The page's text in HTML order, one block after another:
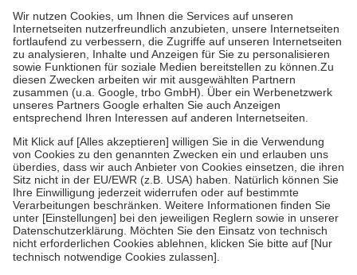
höchstens zehn Euro.
Es sind jedoch nie mehr als die tatsächlichen
Kosten der Leistung zu entrichten.
Diese Regeln gelten grundsätzlich auch für Online-Apotheken.
Bei Heilmitteln und häuslicher Krankenpflege beträgt die
Zuzahlung zehn Prozent der Kosten sowie zehn Euro je
Verordnung.
Um das Engagement der Versicherten für ihre eigene Gesundheit zu
stärken und die besondere Stellung der Familie zu unterstützen,
fallenkeine Zuzahlungenan bei:
• Kindern und Jugendlichen bis zum vollendeten 18. Lebensjahr
mit Ausnahme der Fahrkosten
• Untersuchungen zur Vorsorge und Früherkennung, die von der
GKV getragen werden
• empfohlenen Schutzimpfungen
• Harn- und Blutteststreifen